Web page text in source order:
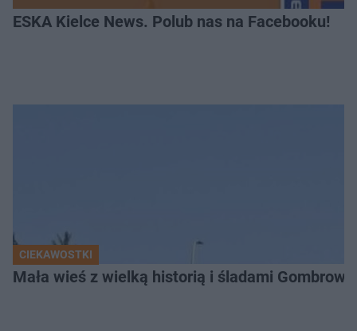
ESKA Kielce News. Polub nas na Facebooku!
CIEKAWOSTKI
Mała wieś z wielką historią i śladami